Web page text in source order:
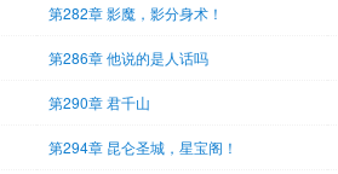
第282章 影魔，影分身术！
第286章 他说的是人话吗
第290章 君千山
第294章 昆仑圣城，星宝阁！